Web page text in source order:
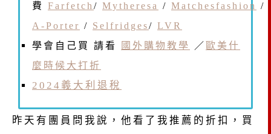
費 Farfetch / Mytheresa / Matchesfashion /
A-Porter / Selfridges/ LVR
學會自己買 請看
國外購物教學 ／ 歐美什
麼時候大打折
2024義大利退稅
昨天有團員問我說，他看了我推薦的折扣，買